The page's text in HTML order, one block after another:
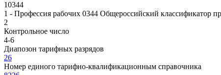
10344
1 - Профессия рабочих 0344 Общероссийский классификатор
2
Контрольное число
4-6
Диапозон тарифных разрядов
26
Номер единого тарифно-квалификационным справочника